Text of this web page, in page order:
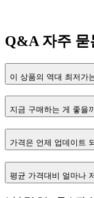
Q&A 자주 묻
이 상품의 역대 최저가
지금 구매하는 게 좋을
가격은 언제 업데이트
평균 가격대비 얼마나